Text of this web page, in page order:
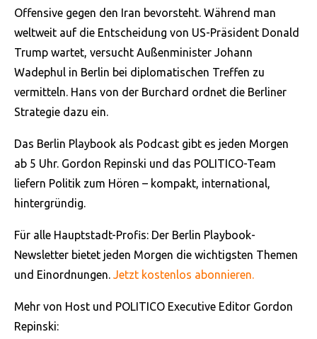
Offensive gegen den Iran bevorsteht. Während man
weltweit auf die Entscheidung von US-Präsident Donald
Trump wartet, versucht Außenminister Johann
Wadephul in Berlin bei diplomatischen Treffen zu
vermitteln. Hans von der Burchard ordnet die Berliner
Strategie dazu ein.
Das Berlin Playbook als Podcast gibt es jeden Morgen
ab 5 Uhr. Gordon Repinski und das POLITICO-Team
liefern Politik zum Hören – kompakt, international,
hintergründig.
Für alle Hauptstadt-Profis: Der Berlin Playbook-
Newsletter bietet jeden Morgen die wichtigsten Themen
und Einordnungen. ⁠Jetzt kostenlos abonnieren.⁠
Mehr von Host und POLITICO Executive Editor Gordon
Repinski: